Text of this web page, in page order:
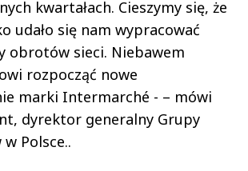
kwartałach. Cieszymy się, że
udało się nam wypracować
obrotów sieci. Niebawem
rozpocząć nowe
marki Intermarché - – mówi
dyrektor generalny Grupy
Polsce..